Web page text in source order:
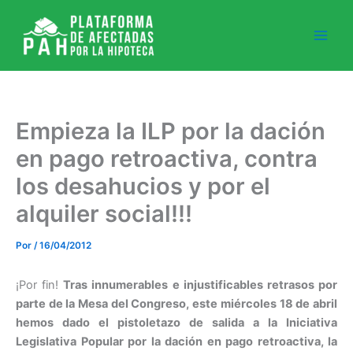
contenido
Empieza la ILP por la dación
en pago retroactiva, contra
los desahucios y por el
alquiler social!!!
Por /16/04/2012
¡Por fin!Tras innumerables e injustificables retrasos por
parte de la Mesa del Congreso, este miércoles 18 de abril
hemos dado el pistoletazo de salida a la Iniciativa
Legislativa Popular por la dación en pago retroactiva, la